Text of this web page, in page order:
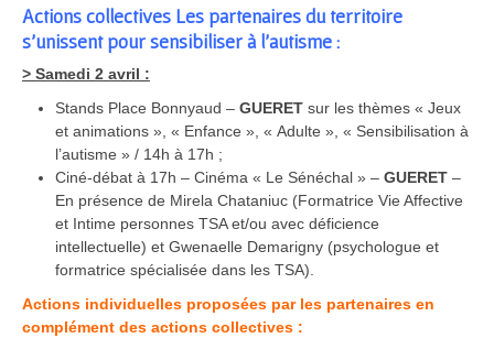
Actions collectives Les partenaires du territoire
s’unissent pour sensibiliser à l’autisme :
> Samedi 2 avril :
Stands Place Bonnyaud – GUERET sur les thèmes « Jeux
et animations », « Enfance », « Adulte », « Sensibilisation à
l’autisme » / 14h à 17h ;
Ciné-débat à 17h – Cinéma « Le Sénéchal » – GUERET –
En présence de Mirela Chataniuc (Formatrice Vie Affective
et Intime personnes TSA et/ou avec déficience
intellectuelle) et Gwenaelle Demarigny (psychologue et
formatrice spécialisée dans les TSA).
Actions individuelles proposées par les partenaires en
complément des actions collectives :